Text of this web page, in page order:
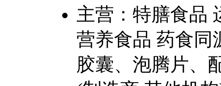
主营：特膳食品
营养食品 药食同
胶囊、泡腾片、